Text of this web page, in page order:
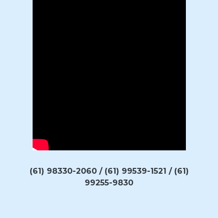
(61) 98330-2060 / (61) 99539-1521 / (61)
99255-9830